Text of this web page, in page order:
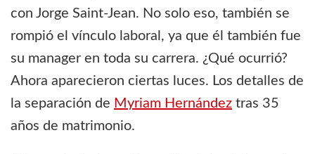
con Jorge Saint-Jean. No solo eso, también se
rompió el vínculo laboral, ya que él también fue
su manager en toda su carrera. ¿Qué ocurrió?
Ahora aparecieron ciertas luces. Los detalles de
la separación de Myriam Hernández tras 35
años de matrimonio.